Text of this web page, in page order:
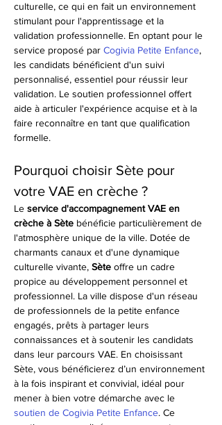
culturelle, ce qui en fait un environnement
stimulant pour l'apprentissage et la
validation professionnelle. En optant pour le
service proposé par Cogivia Petite Enfance,
les candidats bénéficient d'un suivi
personnalisé, essentiel pour réussir leur
validation. Le soutien professionnel offert
aide à articuler l'expérience acquise et à la
faire reconnaître en tant que qualification
formelle.
Pourquoi choisir Sète pour
votre VAE en crèche ?
Le service d'accompagnement VAE en
crèche à Sète bénéficie particulièrement de
l'atmosphère unique de la ville. Dotée de
charmants canaux et d'une dynamique
culturelle vivante, Sète offre un cadre
propice au développement personnel et
professionnel. La ville dispose d'un réseau
de professionnels de la petite enfance
engagés, prêts à partager leurs
connaissances et à soutenir les candidats
dans leur parcours VAE. En choisissant
Sète, vous bénéficierez d’un environnement
à la fois inspirant et convivial, idéal pour
mener à bien votre démarche avec le
soutien de Cogivia Petite Enfance. Ce